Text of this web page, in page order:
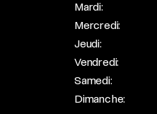
Mardi:
Mercredi:
Jeudi:
Vendredi:
Samedi:
Dimanche: